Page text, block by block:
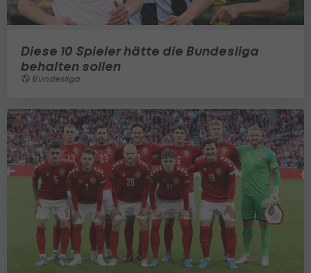
Diese 10 Spieler hätte die Bundesliga
behalten sollen
Bundesliga